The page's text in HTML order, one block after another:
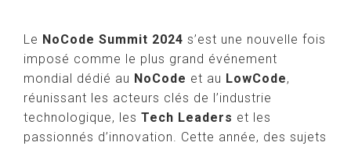
Le NoCode Summit 2024 s’est une nouvelle fois
imposé comme le plus grand événement
mondial dédié au NoCode et au LowCode,
réunissant les acteurs clés de l’industrie
technologique, les Tech Leaders et les
passionnés d’innovation. Cette année, des sujets